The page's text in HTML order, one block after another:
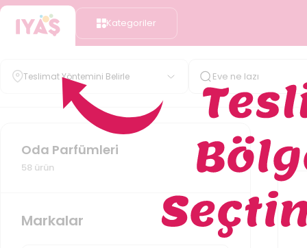
Kategoriler
Teslimat Yöntemini Belirle
Oda Parfümleri
58 ürün
Markalar